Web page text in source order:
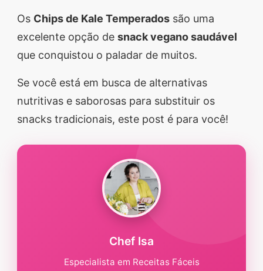
segredos valiosos e
receitas rápidas e fáceis
que vão impressionar
Transforme suas
refeições e inspire-se
agora mesmo!
Os Chips de Kale Temperados são uma
excelente opção de snack vegano saudável
que conquistou o paladar de muitos.
Se você está em busca de alternativas
nutritivas e saborosas para substituir os
snacks tradicionais, este post é para você!
Chef Isa
Especialista em Receitas Fáceis